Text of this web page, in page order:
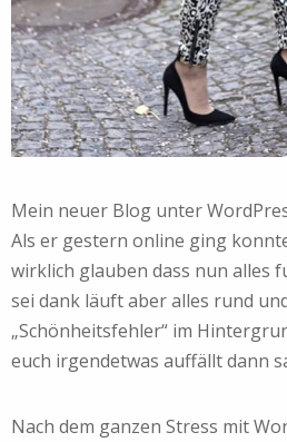
Mein neuer Blog unter
Als er gestern online ging
wirklich glauben dass nun alles
sei dank läuft aber alles rund
„Schönheitsfehler“ im
euch irgendetwas auffällt dann
Nach dem ganzen Stress mit